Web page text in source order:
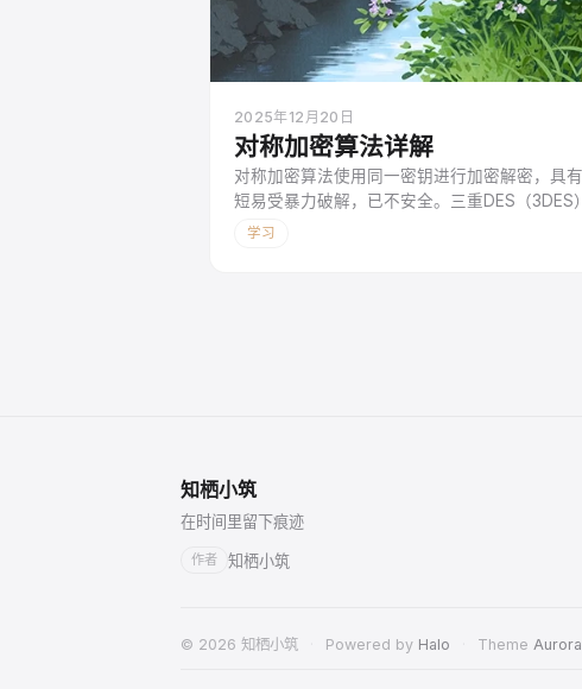
2025年12月20日
对称加密算法详解
对称加密算法使用同一密钥进行加密解密，具
短易受暴力破解，已不安全。三重DES（
（AES）作为DES的继任者，支持128/192/
学习
知栖小筑
在时间里留下痕迹
作者 知栖小筑
© 2026 知栖小筑 Powered by Halo Theme Aurora